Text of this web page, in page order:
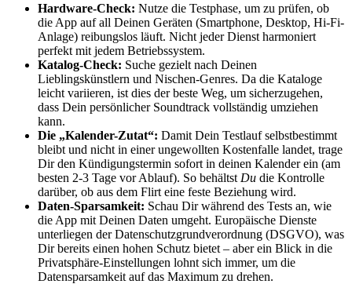
Hardware-Check: Nutze die Testphase, um zu prüfen, ob
die App auf all Deinen Geräten (Smartphone, Desktop, Hi-Fi-
Anlage) reibungslos läuft. Nicht jeder Dienst harmoniert
perfekt mit jedem Betriebssystem.
Katalog-Check: Suche gezielt nach Deinen
Lieblingskünstlern und Nischen-Genres. Da die Kataloge
leicht variieren, ist dies der beste Weg, um sicherzugehen,
dass Dein persönlicher Soundtrack vollständig umziehen
kann.
Die „Kalender-Zutat“: Damit Dein Testlauf selbstbestimmt
bleibt und nicht in einer ungewollten Kostenfalle landet, trage
Dir den Kündigungstermin sofort in deinen Kalender ein (am
besten 2-3 Tage vor Ablauf). So behältst Du die Kontrolle
darüber, ob aus dem Flirt eine feste Beziehung wird.
Daten-Sparsamkeit: Schau Dir während des Tests an, wie
die App mit Deinen Daten umgeht. Europäische Dienste
unterliegen der Datenschutzgrundverordnung (DSGVO), was
Dir bereits einen hohen Schutz bietet – aber ein Blick in die
Privatsphäre-Einstellungen lohnt sich immer, um die
Datensparsamkeit auf das Maximum zu drehen.